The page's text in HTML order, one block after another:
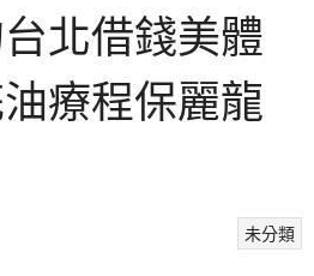
北借錢美體
療程保麗龍
未分類